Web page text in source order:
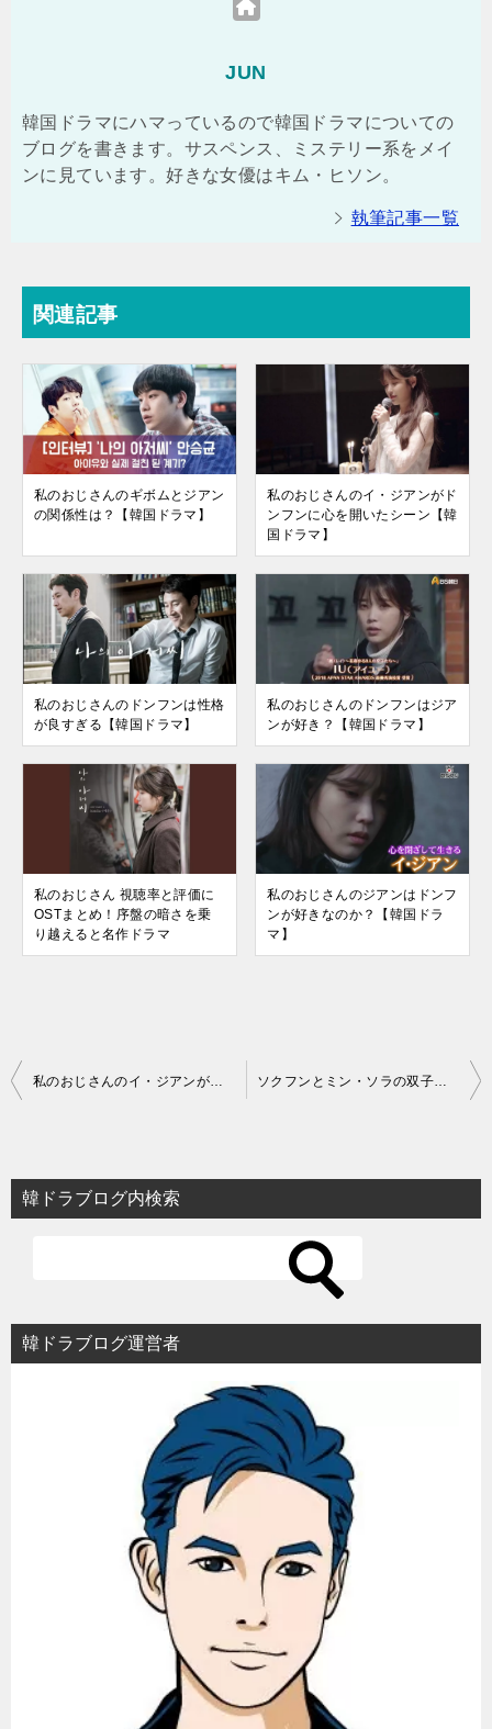
JUN
韓国ドラマにハマっているので韓国ドラマについての
ブログを書きます。サスペンス、ミステリー系をメイ
ンに見ています。好きな女優はキム・ヒソン。
執筆記事一覧
関連記事
私のおじさんのギボムとジアン
の関係性は？【韓国ドラマ】
私のおじさんのイ・ジアンがド
ンフンに心を開いたシーン【韓
国ドラマ】
私のおじさんのドンフンは性格
が良すぎる【韓国ドラマ】
私のおじさんのドンフンはジア
ンが好き？【韓国ドラマ】
私のおじさん 視聴率と評価に
OSTまとめ！序盤の暗さを乗
り越えると名作ドラマ
私のおじさんのジアンはドンフ
ンが好きなのか？【韓国ドラ
マ】
投
ビ
ゲ
ョ
ン
韓ドラブログ内検索
韓ドラブログ運営者